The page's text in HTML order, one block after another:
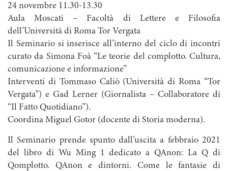
24 novembre 11.30-13.30
Aula Moscati – Facoltà di Lettere e Filosofia
dell’Università di Roma Tor Vergata
Il Seminario si inserisce all’interno del ciclo di incontri
curato da Simona Foà “Le teorie del complotto. Cultura,
comunicazione e informazione”
Interventi di Tommaso Caliò (Università di Roma “Tor
Vergata”) e Gad Lerner (Giornalista – Collaboratore di
“Il Fatto Quotidiano”).
Coordina Miguel Gotor (docente di Storia moderna).
Il Seminario prende spunto dall’uscita a febbraio 2021
del libro di Wu Ming 1 dedicato a QAnon: La Q di
Qomplotto. QAnon e dintorni. Come le fantasie di